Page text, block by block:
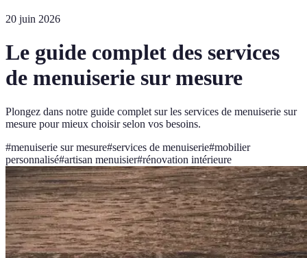
20 juin 2026
Le guide complet des services
de menuiserie sur mesure
Plongez dans notre guide complet sur les services de menuiserie sur
mesure pour mieux choisir selon vos besoins.
#menuiserie sur mesure#services de menuiserie#mobilier
personnalisé#artisan menuisier#rénovation intérieure